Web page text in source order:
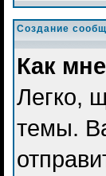
Создание
Как
Легко,
темы.